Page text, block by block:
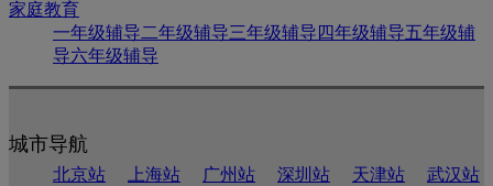
家庭教育
一年级辅导二年级辅导三年级辅导 四年级辅导五年级辅
导六年级辅导
城市导航
北京站 上海站 广州站 深圳站 天津站
武汉站